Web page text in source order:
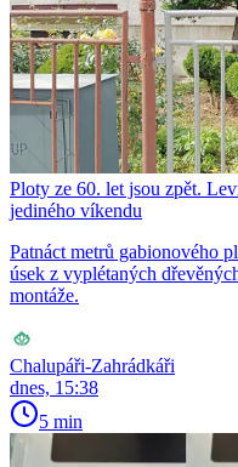
Ploty ze 60. let jsou zpět.
jediného víkendu
Patnáct metrů gabionového
úsek z vyplétaných
montáže.
Chalupáři-Zahrádkáři
dnes, 15:38
5 min